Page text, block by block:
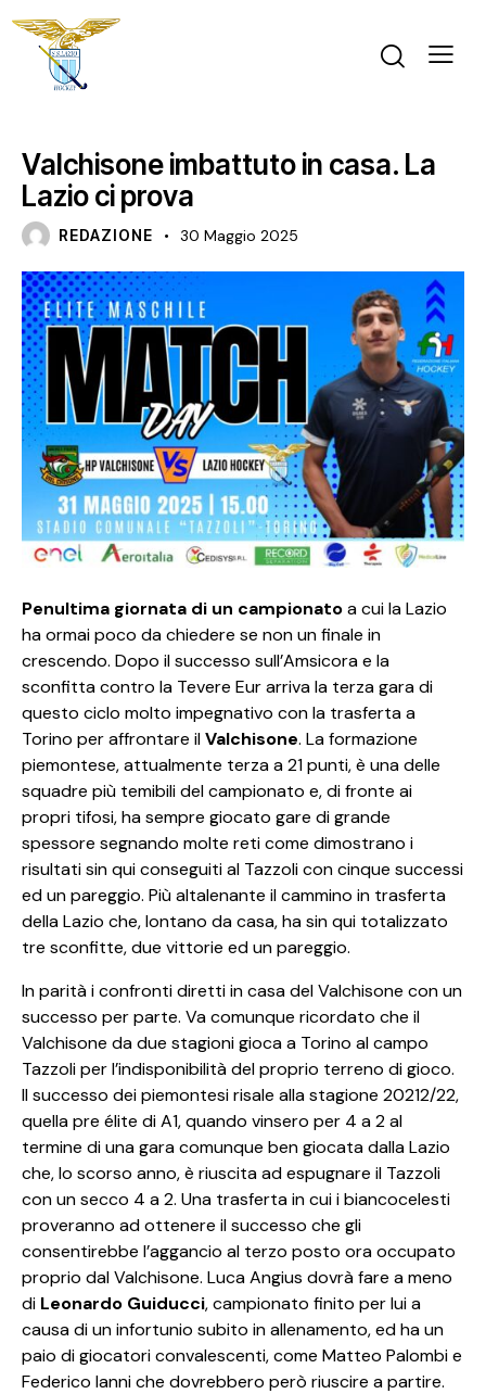
Valchisone imbattuto in casa. La
Lazio ci prova
REDAZIONE 30 Maggio 2025
Penultima giornata di un campionatoa cui la Lazio
ha ormai poco da chiedere se non un finale in
crescendo. Dopo il successo sull’Amsicora e la
sconfitta contro la Tevere Eur arriva la terza gara di
questo ciclo molto impegnativo con la trasferta a
Torino per affrontare ilValchisone. La formazione
piemontese, attualmente terza a 21 punti, è una delle
squadre più temibili del campionato e, di fronte ai
propri tifosi, ha sempre giocato gare di grande
spessore segnando molte reti come dimostrano i
risultati sin qui conseguiti al Tazzoli con cinque successi
ed un pareggio. Più altalenante il cammino in trasferta
della Lazio che, lontano da casa, ha sin qui totalizzato
tre sconfitte, due vittorie ed un pareggio.
In parità i confronti diretti in casa del Valchisone con un
successo per parte. Va comunque ricordato che il
Valchisone da due stagioni gioca a Torino al campo
Tazzoli per l’indisponibilità del proprio terreno di gioco.
Il successo dei piemontesi risale alla stagione 20212/22,
quella pre élite di A1, quando vinsero per 4 a 2 al
termine di una gara comunque ben giocata dalla Lazio
che, lo scorso anno, è riuscita ad espugnare il Tazzoli
con un secco 4 a 2. Una trasferta in cui i biancocelesti
proveranno ad ottenere il successo che gli
consentirebbe l’aggancio al terzo posto ora occupato
proprio dal Valchisone. Luca Angius dovrà fare a meno
di Leonardo Guiducci, campionato finito per lui a
causa di un infortunio subito in allenamento, ed ha un
paio di giocatori convalescenti, come Matteo Palombi e
Federico Ianni che dovrebbero però riuscire a partire.